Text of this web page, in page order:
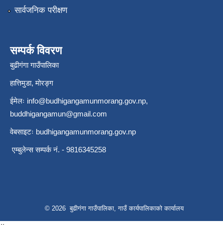
सार्वजनिक परीक्षण
सम्पर्क विवरण
बुढीगंगा गाउँपालिका
हात्तिमुडा, मोरङ्ग
ईमेलः info@budhigangamunmorang.gov.np,
buddhigangamun@gmail.com
वेबसाइटः budhigangamunmorang.gov.np
एम्बुलेन्स सम्पर्क नं. - 9816345258
© 2026 बुढीगंगा गाउँपालिका, गाउँ कार्यपालिकाको कार्यालय